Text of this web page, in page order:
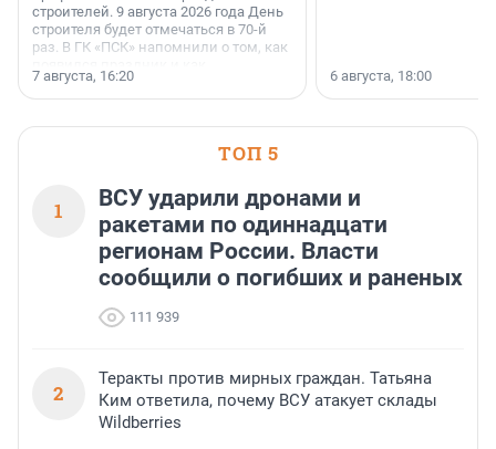
строителей. 9 августа 2026 года День
строителя будет отмечаться в 70-й
раз. В ГК «ПСК» напомнили о том, как
поменялась роль строительства.
7 августа, 16:20 6 августа, 18:00
ТОП 5
1
ВСУ ударили дронами и
ракетами по одиннадцати
регионам России. Власти
сообщили о погибших и раненых
111 939
2
Теракты против мирных граждан. Татьяна
Ким ответила, почему ВСУ атакует склады
Wildberries